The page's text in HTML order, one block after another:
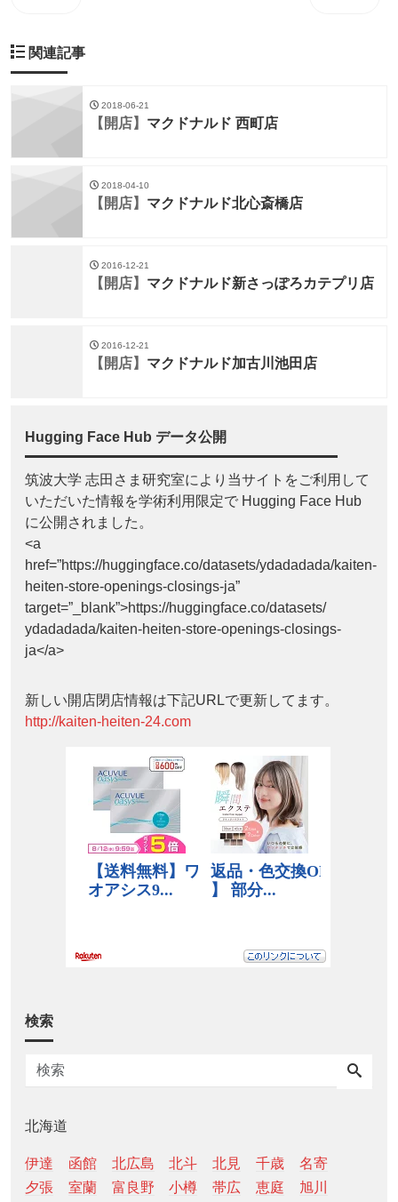
関連記事
2018-06-21
【開店】 マクドナルド 西町店
2018-04-10
【開店】 マクドナルド北心斎橋店
2016-12-21
【開店】 マクドナルド新さっぽろカテプリ店
2016-12-21
【開店】 マクドナルド加古川池田店
Hugging Face Hub データ公開
筑波大学 志田さま研究室により当サイトをご利用して
いただいた情報を学術利用限定で Hugging Face Hub
に公開されました。
<a
href=”https://huggingface.co/datasets/ydadadada/kaiten-
heiten-store-openings-closings-ja”
target=”_blank”>https://huggingface.co/datasets/
ydadadada/kaiten-heiten-store-openings-closings-
ja</a>
新しい開店閉店情報は下記URLで更新してます。
http://kaiten-heiten-24.com
検索
北海道
伊達 函館 北広島 北斗 北見 千歳
名寄
夕張
室蘭 富良野 小樽 帯広 恵庭
旭川